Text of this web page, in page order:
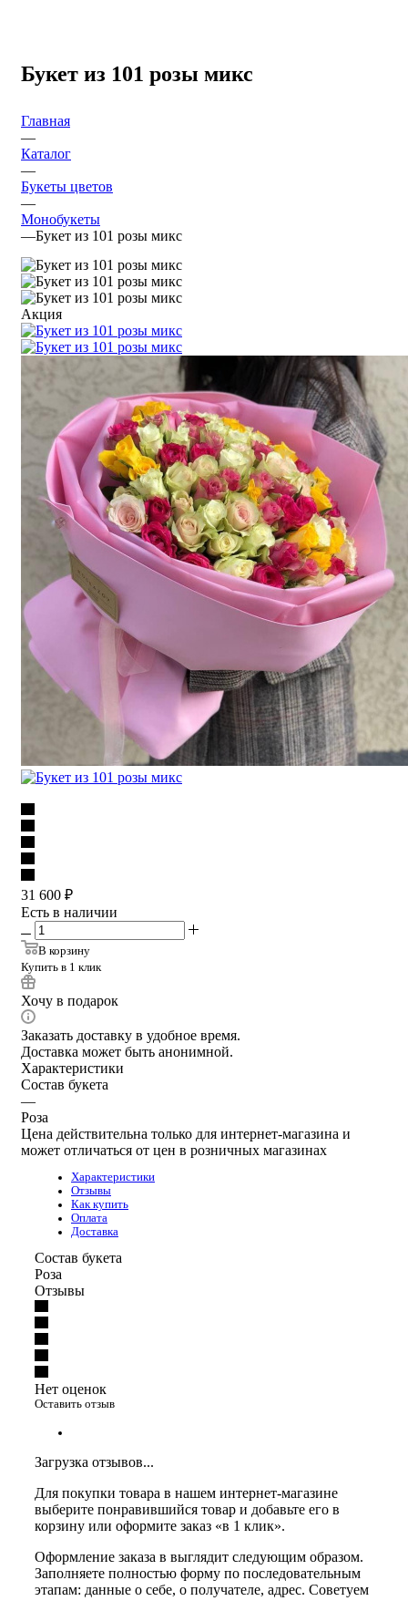
Букет из 101 розы микс
Главная
—
Каталог
—
Букеты цветов
—
Монобукеты
—Букет из 101 розы микс
Акция
31 600 ₽
Есть в наличии
В корзину
Купить в 1 клик
Хочу в подарок
Заказать доставку в удобное время.
Доставка может быть анонимной.
Характеристики
Состав букета
—
Роза
Цена действительна только для интернет-магазина и
может отличаться от цен в розничных магазинах
Характеристики
Отзывы
Как купить
Оплата
Доставка
Состав букета
Роза
Отзывы
Нет оценок
Оставить отзыв
Загрузка отзывов...
Для покупки товара в нашем интернет-магазине
выберите понравившийся товар и добавьте его в
корзину или оформите заказ «в 1 клик».
Оформление заказа в выглядит следующим образом.
Заполняете полностью форму по последовательным
этапам: данные о себе, о получателе, адрес. Советуем